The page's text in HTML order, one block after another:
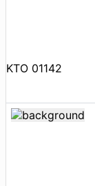
KTO 01142